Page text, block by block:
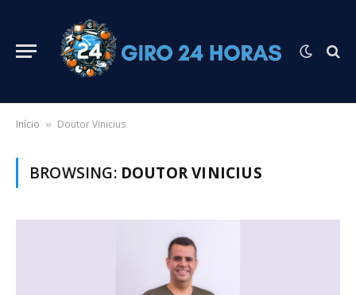
Início » Doutor Vinicius
BROWSING: DOUTOR VINICIUS